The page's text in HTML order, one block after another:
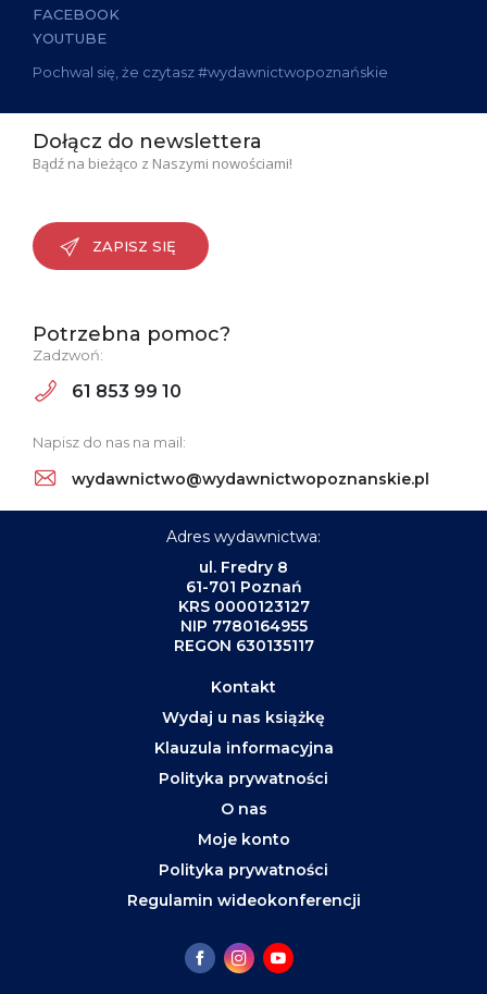
FACEBOOK
YOUTUBE
Pochwal się, że czytasz #wydawnictwopoznańskie
Dołącz do newslettera
Bądź na bieżąco z Naszymi nowościami!
ZAPISZ SIĘ
Potrzebna pomoc?
Zadzwoń:
61 853 99 10
Napisz do nas na mail:
wydawnictwo@wydawnictwopoznanskie.pl
Adres wydawnictwa:
ul. Fredry 8
61-701 Poznań
KRS 0000123127
NIP 7780164955
REGON 630135117
Kontakt
Wydaj u nas książkę
Klauzula informacyjna
Polityka prywatności
O nas
Moje konto
Polityka prywatności
Regulamin wideokonferencji